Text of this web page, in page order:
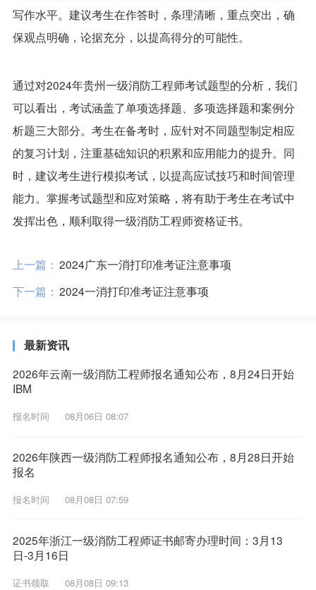
写作水平。建议考生在作答时，条理清晰，重点突出，确
保观点明确，论据充分，以提高得分的可能性。
通过对2024年贵州一级消防工程师考试题型的分析，我们
可以看出，考试涵盖了单项选择题、多项选择题和案例分
析题三大部分。考生在备考时，应针对不同题型制定相应
的复习计划，注重基础知识的积累和应用能力的提升。同
时，建议考生进行模拟考试，以提高应试技巧和时间管理
能力。掌握考试题型和应对策略，将有助于考生在考试中
发挥出色，顺利取得一级消防工程师资格证书。
上一篇： 2024广东一消打印准考证注意事项
下一篇： 2024一消打印准考证注意事项
最新资讯
2026年云南一级消防工程师报名通知公布，8月24日开始
IBM
报名时间 08月06日 08:07
2026年陕西一级消防工程师报名通知公布，8月28日开始
报名
报名时间 08月08日 07:59
2025年浙江一级消防工程师证书邮寄办理时间：3月13
日-3月16日
证书领取 08月08日 09:13